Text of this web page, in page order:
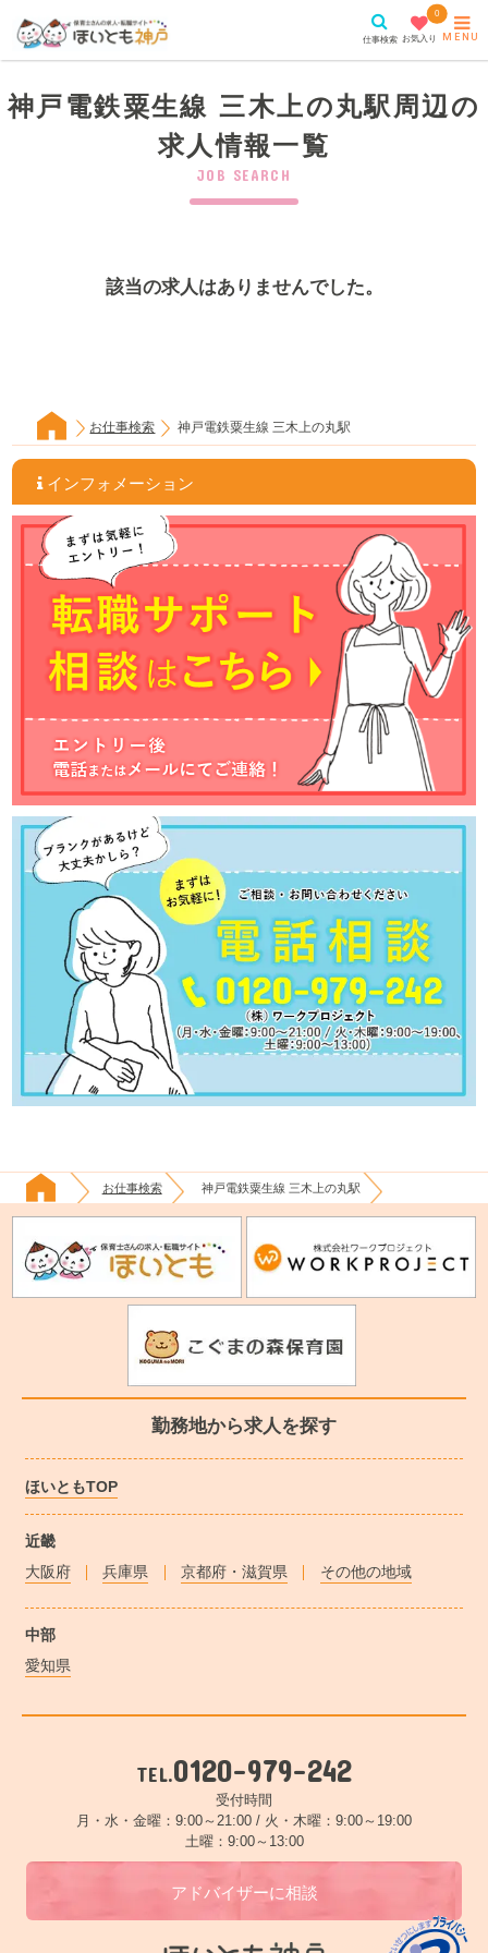
仕事検索
0
お気入り MENU
神戸電鉄粟生線 三木上の丸駅周辺の
求人情報一覧
JOB SEARCH
該当の求人はありませんでした。
お仕事検索 神戸電鉄粟生線 三木上の丸駅
インフォメーション
お仕事検索 神戸電鉄粟生線 三木上の丸駅
勤務地から求人を探す
ほいともTOP
近畿
大阪府
兵庫県 京都府・滋賀県 その他の地域
中部
愛知県
TEL.0120-979-242
受付時間
月・水・金曜：9:00～21:00 / 火・木曜：9:00～19:00
土曜：9:00～13:00
アドバイザーに相談